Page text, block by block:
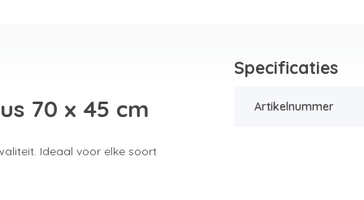
70 x 45 cm
Ideaal voor elke soort
Specificaties
Artikelnummer